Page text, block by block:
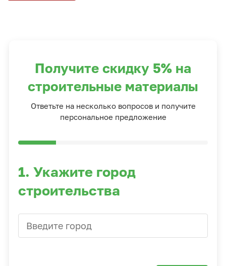
Получите скидку 5% на
строительные материалы
Ответьте на несколько вопросов и получите
персональное предложение
1. Укажите город
строительства